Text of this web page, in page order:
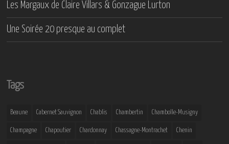
Les Margaux de Claire Villars & Gonzague Lurton
Une Soirée 20 presque au complet
Tags
Beaune Cabernet Sauvignon Chablis Chambertin Chambolle-Musigny
Champagne Chapoutier Chardonnay Chassagne-Montrachet Chenin